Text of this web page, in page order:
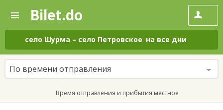
—
Поиск
и
покупка
билетов
на
автобус
онлайн
Bilet.do
село Шурма – село Петровское на все дни
По времени отправления
Время отправления и прибытия местное